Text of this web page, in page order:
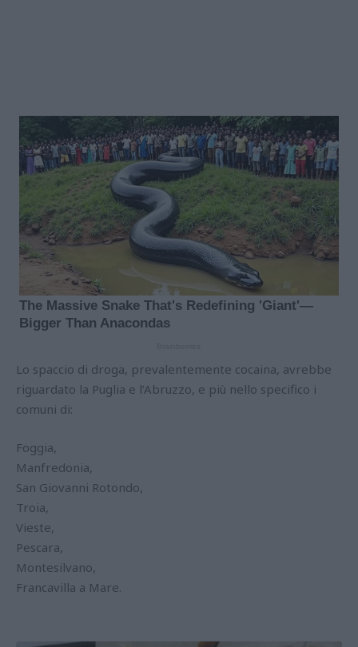
Lo spaccio di droga, prevalentemente cocaina, avrebbe
riguardato la Puglia e l’Abruzzo, e più nello specifico i
comuni di:
Foggia,
Manfredonia,
San Giovanni Rotondo,
Troia,
Vieste,
Pescara,
Montesilvano,
Francavilla a Mare.